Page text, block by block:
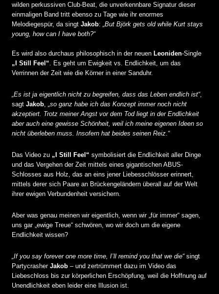
wilden perkussiven Club-Beat, die unverkennbare Signatur dieser
einmaligen Band tritt ebenso zu Tage wie ihr enormes
Melodiegespür, da singt Jakob: „But Björk gets old while Kurt stays
young, how can I have both?“
Es wird also durchaus philosophisch in der neuen Leoniden-Single
„I Still Feel“ . Es geht um Ewigkeit vs. Endlichkeit, um das
Verrinnen der Zeit wie die Körner in einer Sanduhr.
„Es ist ja eigentlich nicht zu begreifen, dass das Leben endlich ist“,
sagt Jakob
„so ganz habe ich das Konzept immer noch nicht
akzeptiert. Trotz meiner Angst vor dem Tod liegt in der Endlichkeit
aber auch eine gewisse Schönheit, weil ich meine eigenen Ideen so
nicht überleben muss. Insofern hat beides seinen Reiz.“
Das Video zu „I Still Feel“ symbolisiert die Endlichkeit aller Dinge
und das Vergehen der Zeit mittels eines gigantischen ABUS-
Schlosses aus Holz, das an eins jener Liebesschlösser erinnert,
mittels derer sich Paare an Brückengeländern überall auf der Welt
ihrer ewigen Verbundenheit versichern.
Aber was genau meinen wir eigentlich, wenn wir „für immer“ sagen,
uns gar „ewige Treue“ schwören, wo wir doch um die eigene
Endlichkeit wissen?
„If you say forever one more time, I’ll remind you that we die“singt
Partycrasher Jakob – und zertrümmert dazu im Video das
Liebeschloss bis zur körperlichen Erschöpfung, weil die Hoffnung auf
Unendlichkeit eben leider eine Illusion ist.